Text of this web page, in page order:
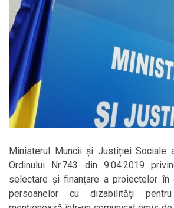
Ministerul Muncii și Justiției Sociale
Ordinului Nr.743 din 9.04.2019
selectare şi finanţare a proiectelor în
persoanelor cu dizabilităţi